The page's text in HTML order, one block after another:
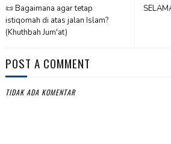
📜 Bagaimana agar tetap
istiqomah di atas jalan Islam?
(Khuthbah Jum'at)
POST A COMMENT
TIDAK ADA KOMENTAR